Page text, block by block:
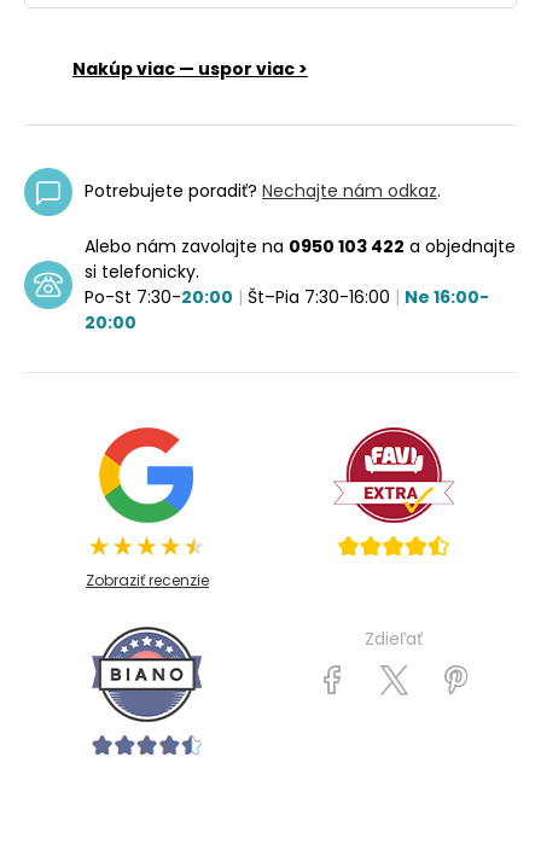
Nakúp viac — uspor viac >
Potrebujete poradiť? Nechajte nám odkaz.
Alebo nám zavolajte na 0950 103 422 a objednajte
si telefonicky.
Po-St 7:30-20:00 | Št–Pia 7:30-16:00 | Ne 16:00-
20:00
Zobraziť recenzie
Zdieľať